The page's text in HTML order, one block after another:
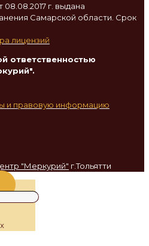
г. выдана
Самарской области. Срок
лицензий
ответственностью
и правовую информацию
"Меркурий" г.Тольятти